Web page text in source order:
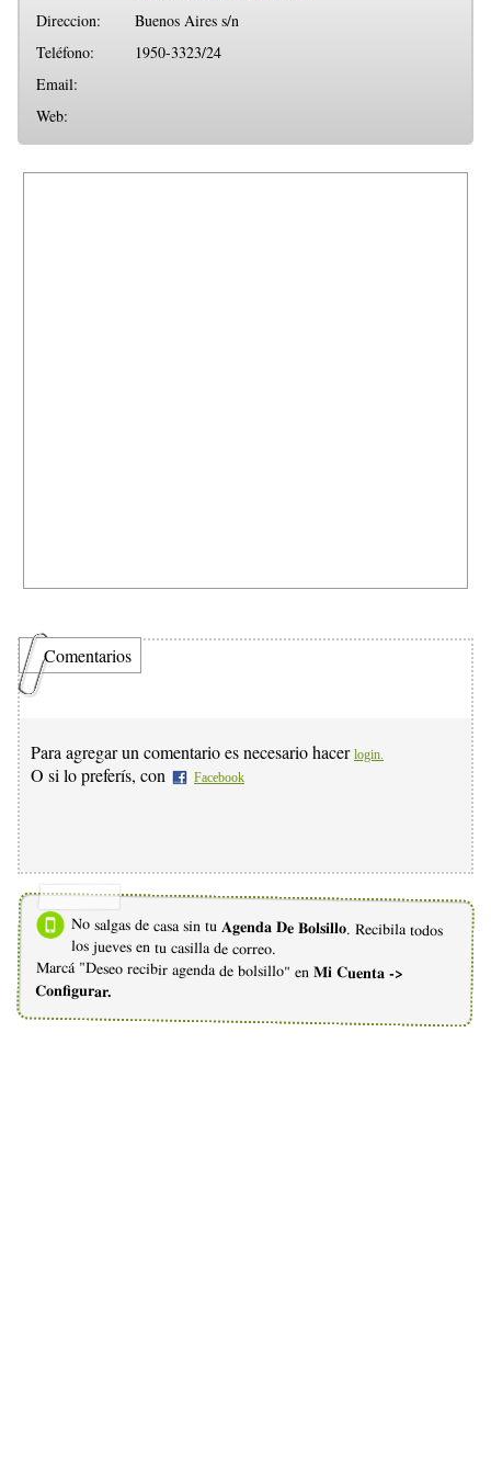
Direccion:
Buenos Aires s/n
Teléfono:
1950-3323/24
Email:
Web:
Comentarios
Para agregar un comentario es necesario hacer login.
O si lo preferís, con Facebook
No salgas de casa sin tu Agenda De Bolsillo. Recibila todos
los jueves en tu casilla de correo.
Marcá "Deseo recibir agenda de bolsillo" en Mi Cuenta ->
Configurar.